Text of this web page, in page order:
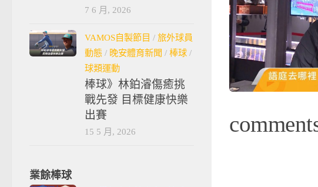
7 6 月, 2026
VAMOS自製節目 / 旅外球員
動態 / 晚安體育新聞 / 棒球 /
球類運動
棒球》林鉑濬傷癒挑
戰先發 目標健康快樂
出賽
15 5 月, 2026
業餘棒球